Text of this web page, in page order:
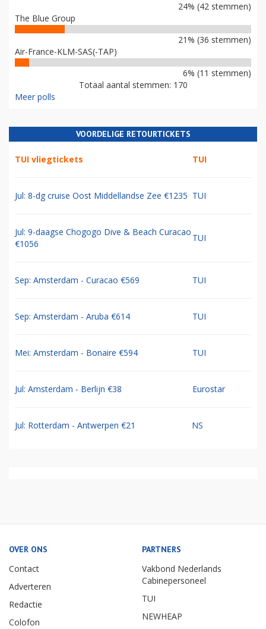
24% (42 stemmen)
The Blue Group
21% (36 stemmen)
Air-France-KLM-SAS(-TAP)
6% (11 stemmen)
Totaal aantal stemmen: 170
Meer polls
VOORDELIGE RETOURTICKETS
TUI vliegtickets TUI
Jul: 8-dg cruise Oost Middellandse Zee €1235 TUI
Jul: 9-daagse Chogogo Dive & Beach Curacao
€1056
TUI
Sep: Amsterdam - Curacao €569 TUI
Sep: Amsterdam - Aruba €614 TUI
Mei: Amsterdam - Bonaire €594 TUI
Jul: Amsterdam - Berlijn €38 Eurostar
Jul: Rotterdam - Antwerpen €21 NS
OVER ONS
Contact
Adverteren
Redactie
Colofon
PARTNERS
Vakbond Nederlands
Cabinepersoneel
TUI
NEWHEAP